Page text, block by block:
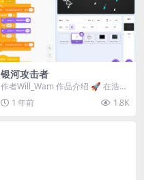
银河攻击者
作者Will_Wam 作品介绍 🚀 ​​在浩瀚
银河中展开激烈空战！​​ ​​硬核...
1 年前 1.8K